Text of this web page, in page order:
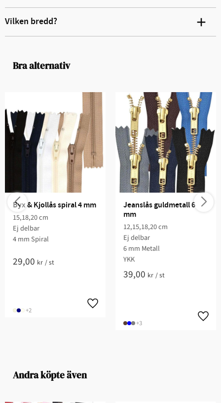
Vilken bredd?
Bra alternativ
Byx & Kjollås spiral 4 mm
15,18,20 cm
Ej delbar
4 mm Spiral
29,00 kr /st
+2
Jeanslås guldmetall 6
mm
12,15,18,20 cm
Ej delbar
6 mm Metall
YKK
39,00 kr /st
+3
Andra köpte även